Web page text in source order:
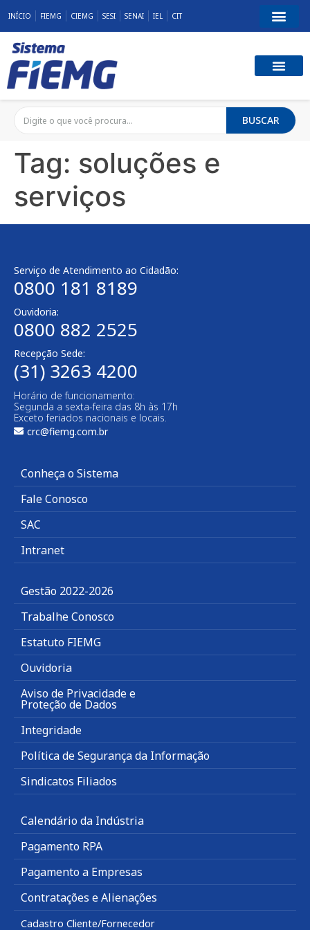
INÍCIO FIEMG CIEMG SESI SENAI IEL CIT
BUSCAR
Tag: soluções e
serviços
Serviço de Atendimento ao Cidadão:
0800 181 8189
Ouvidoria:
0800 882 2525​
Recepção Sede:
(31) 3263 4200
Horário de funcionamento:
Segunda a sexta-feira das 8h às 17h
Exceto feriados nacionais e locais.
crc@fiemg.com.br
Conheça o Sistema
Fale Conosco
SAC
Intranet
Gestão 2022-2026
Trabalhe Conosco
Estatuto FIEMG
Ouvidoria
Aviso de Privacidade e
Proteção de Dados
Integridade
Política de Segurança da Informação
Sindicatos Filiados
Calendário da Indústria
Pagamento RPA
Pagamento a Empresas
Contratações e Alienações
Cadastro Cliente/Fornecedor